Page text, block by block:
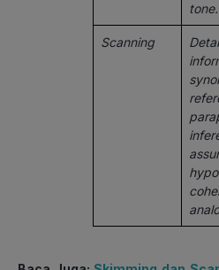
tone.
Scanning